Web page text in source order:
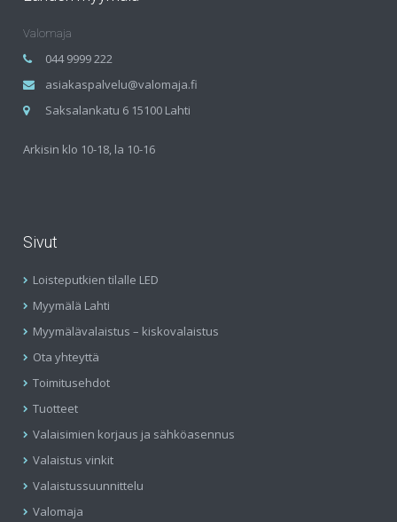
Valomaja
044 9999 222
asiakaspalvelu@valomaja.fi
Saksalankatu 6 15100 Lahti
Arkisin klo 10-18, la 10-16
Sivut
Loisteputkien tilalle LED
Myymälä Lahti
Myymälävalaistus – kiskovalaistus
Ota yhteyttä
Toimitusehdot
Tuotteet
Valaisimien korjaus ja sähköasennus
Valaistus vinkit
Valaistussuunnittelu
Valomaja